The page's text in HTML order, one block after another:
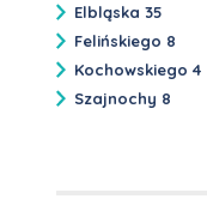
Elbląska 35
Felińskiego 8
Kochowskiego 4
Szajnochy 8